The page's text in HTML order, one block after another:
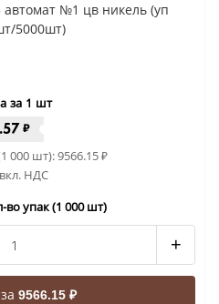
автомат №1 цв никель (уп
5000шт)
за 1 шт
₽
000 шт):9566.15₽
вкл. НДС
во упак (1 000 шт)
+
9566.15 ₽